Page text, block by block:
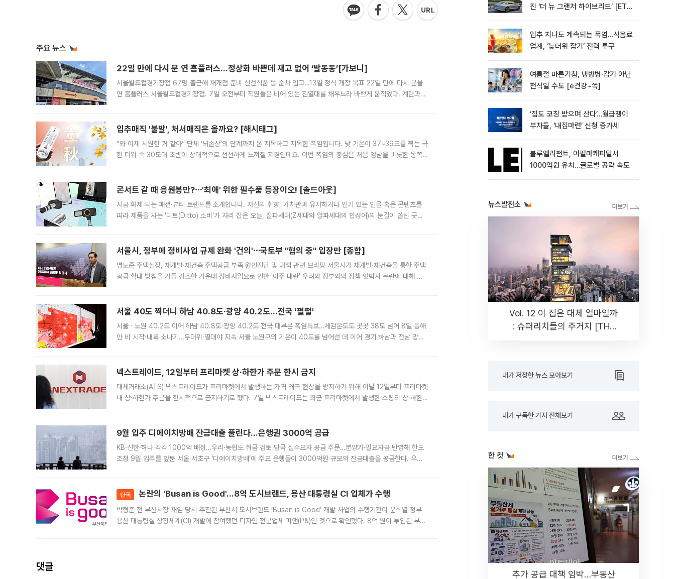
주요 뉴스
22일 만에 다시 문 연 홈플러스…정상화 바쁜데 재고 없어 ‘발동동’[가보니]
서울월드컵경기장점 67명 출근해 재개점 준비 신선식품 등 순차 입고…13일 정식 개장 목표 22일 만에 다시 문을
연 홈플러스 서울월드컵경기장점. 7일 오전부터 직원들은 비어 있는 진열대를 채우느라 바쁘게 움직였다. 계란과
입추매직 '불발', 처서매직은 올까요? [해시태그]
“와 이제 시원한 거 같아” 단체 ‘뇌손상’의 단계까지 온 지독하고 지독한 폭염입니다. 낮 기온이 37~39도를 찍는 극
한 더위 속 30도대 초반이 상대적으로 선선하게 느껴질 지경인데요. 이번 폭염의 중심은 처음 영남을 비롯한 동쪽
콘서트 갈 때 응원봉만?⋯'최애' 위한 필수품 등장이오! [솔드아웃]
지금 화제 되는 패션·뷰티 트렌드를 소개합니다. 자신의 취향, 가치관과 유사하거나 인기 있는 인물 혹은 콘텐츠를
따라 제품을 사는 '디토(Ditto) 소비'가 자리 잡은 오늘, 잘파세대(Z세대와 알파세대의 합성어)의 눈길이 쏠린 곳은
서울시, 정부에 정비사업 규제 완화 '건의'⋯국토부 "협의 중" 입장만 [종합]
명노준 주택실장, 재개발·재건축 주택공급 부족 원인진단 및 대책 관련 브리핑 서울시가 재개발·재건축을 통한 주택
공급 확대 방침을 거듭 강조한 가운데 정비사업으로 인한 '이주 대란' 우려와 정부와의 정책 엇박자 논란에 대해 정
서울 40도 찍더니 하남 40.8도·광양 40.2도…전국 '펄펄'
서울ㆍ노원 40.2도 이어 하남 40.8도·광양 40.2도 전국 대부분 폭염특보…체감온도도 곳곳 38도 넘어 8일 동해
안 비 시작·내륙 소나기…무더위·열대야 지속 서울 노원구의 기온이 40도를 넘어선 데 이어 경기 하남과 전남 광양
넥스트레이드, 12일부터 프리마켓 상·하한가 주문 한시 금지
대체거래소(ATS) 넥스트레이드가 프리마켓에서 발생하는 가격 왜곡 현상을 방지하기 위해 이달 12일부터 프리마켓
내 상·하한가 주문을 한시적으로 금지하기로 했다. 7일 넥스트레이드는 최근 프리마켓에서 발생한 소량의 상·하한
9월 입주 디에이치방배 잔금대출 풀린다…은행권 3000억 공급
KB·신한·하나 각각 1000억 배정…우리·농협도 취급 검토 당국 실수요자 공급 주문…분양가·필요자금 반영해 한도
조정 9월 입주를 앞둔 서울 서초구 ‘디에이치방배’에 주요 은행들이 3000억원 규모의 잔금대출을 공급한다. 우리
단독 논란의 'Busan is Good'…8억 도시브랜드, 용산 대통령실 CI 업체가 수행
박형준 전 부산시장 재임 당시 추진된 부산시 도시브랜드 ‘Busan is Good’ 개발 사업의 수행기관이 윤석열 정부
용산 대통령실 상징체계(CI) 개발에 참여했던 디자인 전문업체 피앤(P&)인 것으로 확인됐다. 8억 원이 투입된 부산
댓글
진 ‘더 뉴 그랜저 하이브리드’ [ET의
입추 지나도 계속되는 폭염…식음료
업계, ‘늦더위 잡기’ 전력 투구
여름철 마른기침, 냉방병‧감기 아닌
천식일 수도 [e건강~쏙]
‘집도 코칭 받으며 산다’…월급쟁이
부자들, ‘내집마련’ 신청 증가세
블루엘리펀트, 어펄마캐피탈서
1000억원 유치…글로벌 공략 속도
뉴스발전소
Vol. 12 이 집은 대체 얼마일까
: 슈퍼리치들의 주거지 [THE
내가 저장한 뉴스 모아보기
내가 구독한 기자 전체보기
한 컷
추가 공급 대책 임박…부동산